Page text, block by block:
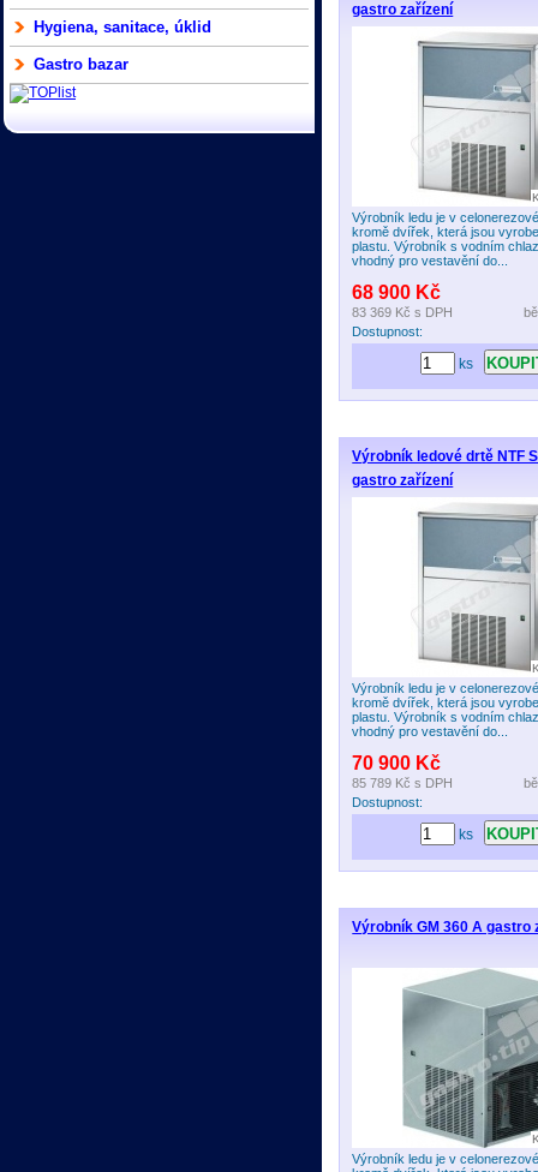
Hygiena, sanitace, úklid
Gastro bazar
gastro zařízení
Výrobník ledu je v
kromě dvířek, která jsou
plastu. Výrobník s vodním
vhodný pro vestavění do...
68 900 Kč
83 369 Kč s DPH
Dostupnost:
ks
Výrobník ledové drtě NTF
gastro zařízení
Výrobník ledu je v
kromě dvířek, která jsou
plastu. Výrobník s vodním
vhodný pro vestavění do...
70 900 Kč
85 789 Kč s DPH
Dostupnost:
ks
Výrobník GM 360 A gastro
Výrobník ledu je v